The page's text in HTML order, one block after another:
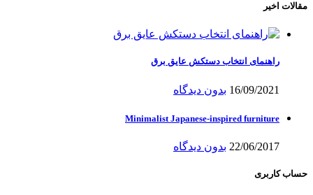
مقالات اخیر
راهنمای انتخاب دستکش عایق برق
16/09/2021 بدون دیدگاه
Minimalist Japanese-inspired furniture
22/06/2017 بدون دیدگاه
حساب کاربری